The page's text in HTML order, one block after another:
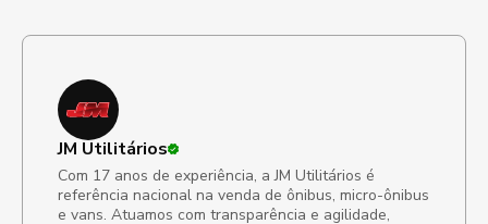
JM Utilitários
Com 17 anos de experiência, a JM Utilitários é
referência nacional na venda de ônibus, micro-ônibus
e vans. Atuamos com transparência e agilidade,